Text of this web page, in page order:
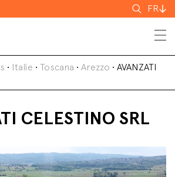
FR
• Italie • Toscana • Arezzo • AVANZATI
CELESTINO SRL